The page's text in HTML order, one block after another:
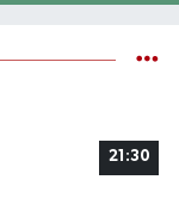
21:30